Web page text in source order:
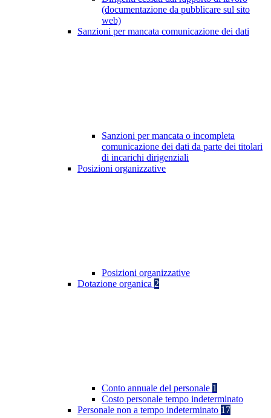
(documentazione da pubblicare sul sito
web)
Sanzioni per mancata comunicazione dei dati
Sanzioni per mancata o incompleta
comunicazione dei dati da parte dei titolari
di incarichi dirigenziali
Posizioni organizzative
Posizioni organizzative
Dotazione organica 2
Conto annuale del personale 1
Costo personale tempo indeterminato
Personale non a tempo indeterminato 17